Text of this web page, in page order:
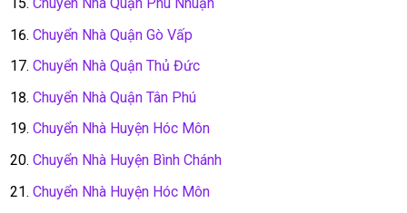
Chuyển Nhà Quận Gò Vấp
Chuyển Nhà Quận Thủ Đức
Chuyển Nhà Quận Tân Phú
Chuyển Nhà Huyện Hóc Môn
Chuyển Nhà Huyện Bình Chánh
Chuyển Nhà Huyện Hóc Môn